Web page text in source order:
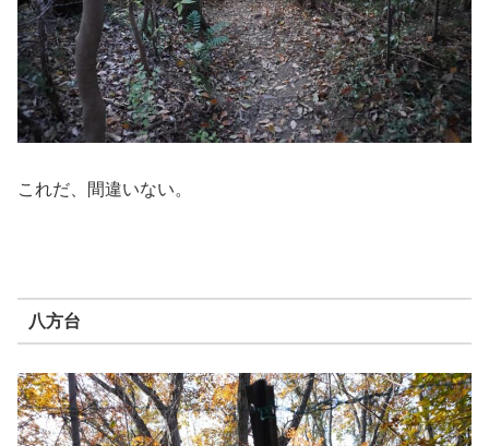
これだ、間違いない。
八方台